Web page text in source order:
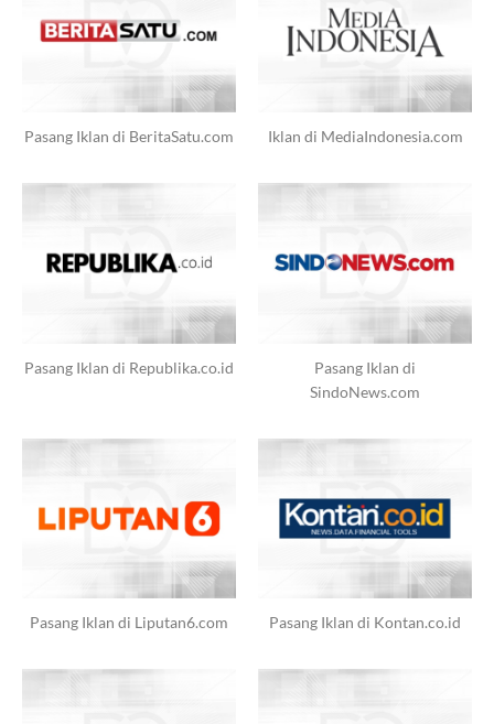
Pasang Iklan di BeritaSatu.com Iklan di MediaIndonesia.com
Pasang Iklan di Republika.co.id
Pasang Iklan di
SindoNews.com
Pasang Iklan di Liputan6.com Pasang Iklan di Kontan.co.id